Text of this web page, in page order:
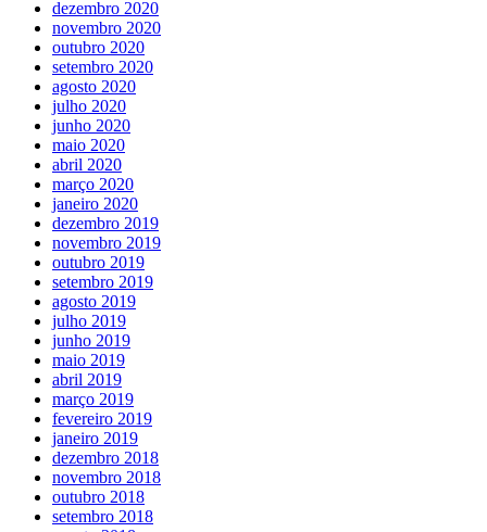
dezembro 2020
novembro 2020
outubro 2020
setembro 2020
agosto 2020
julho 2020
junho 2020
maio 2020
abril 2020
março 2020
janeiro 2020
dezembro 2019
novembro 2019
outubro 2019
setembro 2019
agosto 2019
julho 2019
junho 2019
maio 2019
abril 2019
março 2019
fevereiro 2019
janeiro 2019
dezembro 2018
novembro 2018
outubro 2018
setembro 2018